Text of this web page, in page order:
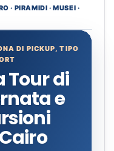
· PIRAMIDI · MUSEI ·
DI PICKUP, TIPO
Tour di
e